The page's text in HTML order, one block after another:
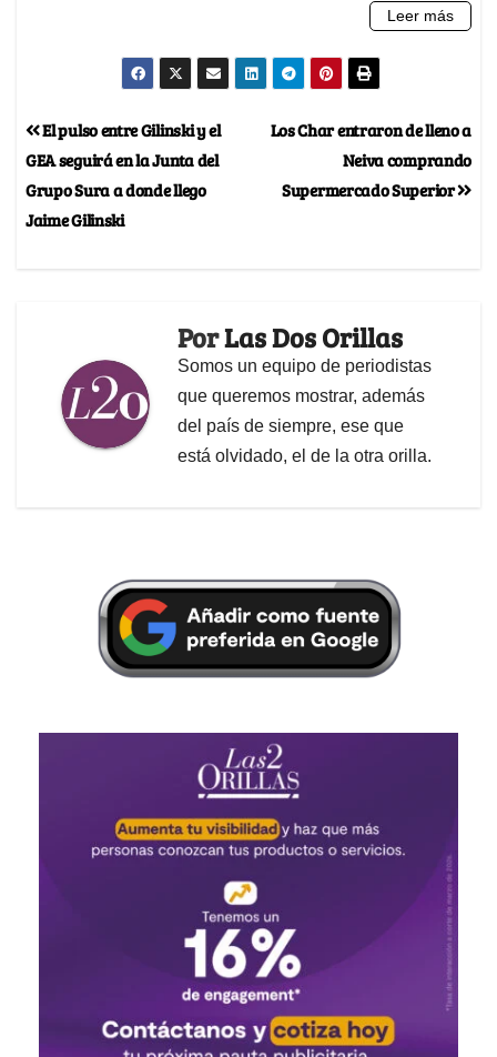
Los Char entraron de lleno a
Neiva comprando
Supermercado Superior
El pulso entre Gilinski y el
GEA seguirá en la Junta del
Grupo Sura a donde llego
Jaime Gilinski
PorLas Dos Orillas
Somos un equipo de periodistas
que queremos mostrar, además
del país de siempre, ese que
está olvidado, el de la otra orilla.